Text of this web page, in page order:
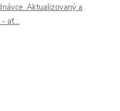
Aktualizovaný a
ať...